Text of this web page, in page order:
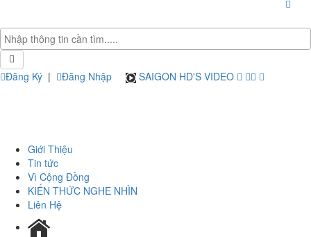
Đăng Ký | Đăng Nhập SAIGON HD'S VIDEO
Giới Thiệu
Tin tức
Vì Cộng Đồng
KIẾN THỨC NGHE NHÌN
Liên Hệ